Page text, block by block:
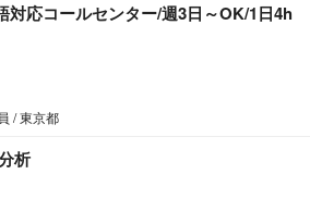
対応コールセンター/週3日～OK/1日4h
/ 東京都
析